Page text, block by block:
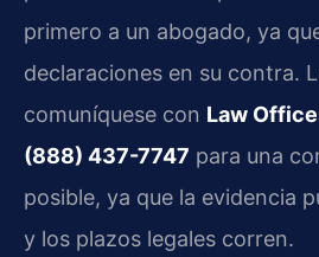
primero a un abogado, ya
declaraciones en su contra.
comuníquese con Law
(888) 437-7747 para una
posible, ya que la evidencia
y los plazos legales corren.